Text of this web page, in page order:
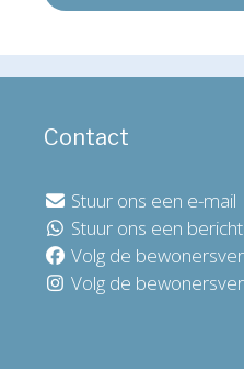
Contact
Stuur ons een e-mail
Stuur ons een
Volg de
Volg de